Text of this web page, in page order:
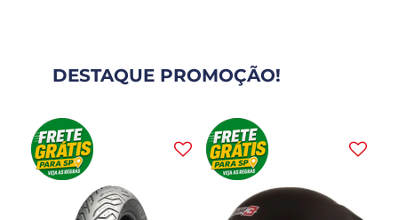
DESTAQUE PROMOÇÃO!